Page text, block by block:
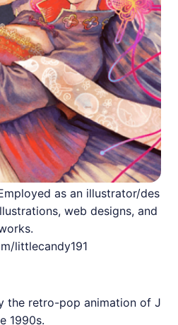
as an illustrator/des
web designs, and
littlecandy191
the retro-pop animation of J
1990s.